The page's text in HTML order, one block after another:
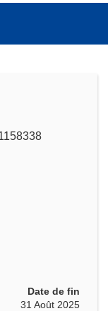
Date de fin
31 Août 2025